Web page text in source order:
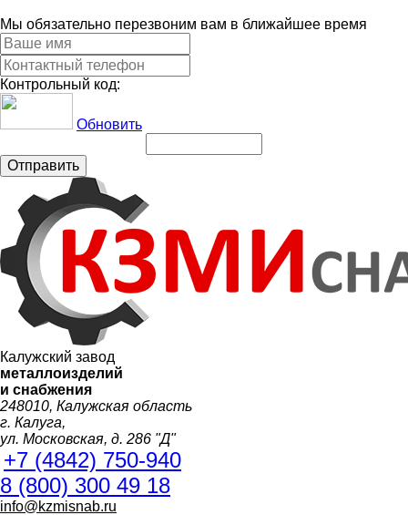
Мы обязательно перезвоним вам в ближайшее время
Контрольный код:
Обновить
Отправить
Калужский завод
металлоизделий
и снабжения
248010, Калужская область
г. Калуга,
ул. Московская, д. 286 "Д"
+7 (4842) 750-940
8 (800) 300 49 18
info@kzmisnab.ru